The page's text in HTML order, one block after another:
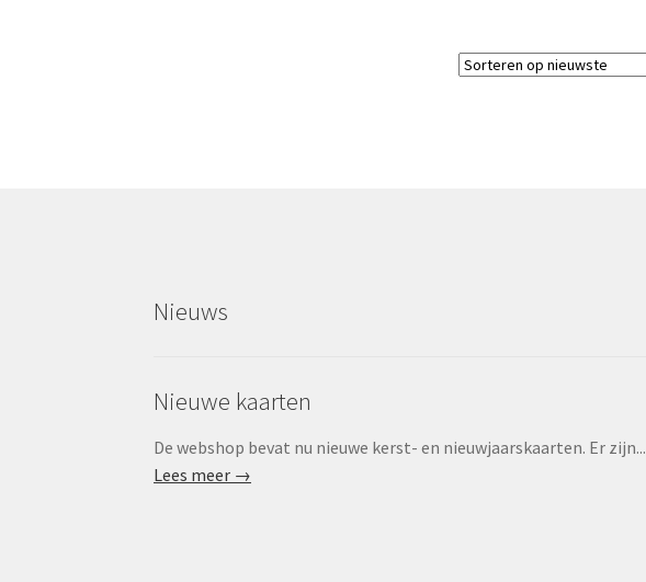
Nieuws
Nieuwe kaarten
De webshop bevat nu nieuwe kerst- en nieuwjaarskaarten. Er zijn...
Lees meer →